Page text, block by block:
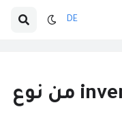
DE
محاضرة برمجه inverter من نوع